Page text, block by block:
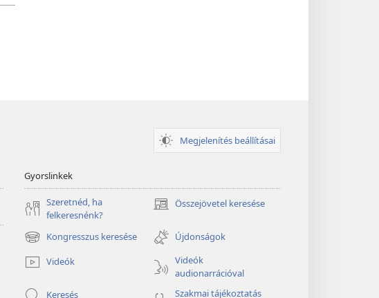
Megjelenítés beállításai
Gyorslinkek
Szeretnéd, ha
felkeresnénk?
Összejövetel keresése
(opens
window)
Kongresszus keresése
(opens
new
window)
Újdonságok
Videók
Videók
audionarrációval
Keresés
Szakmai tájékoztatás